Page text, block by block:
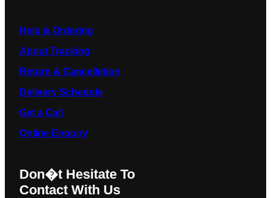
Help & Ordering
About Tracking
Return & Cancelletion
Delivery Schedule
Get a Call
Online Enquiry
Don�t Hesitate To
Contact With Us